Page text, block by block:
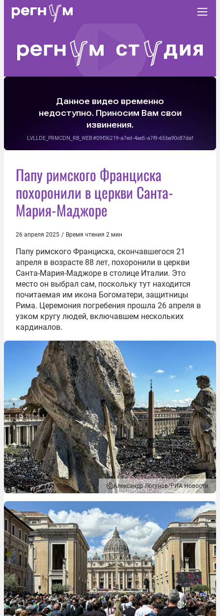
Папу римского Франциска
похоронили в церкви Санта-
Мария-Маджоре
26 апреля 2025 / Время чтения 2 мин
Папу римского Франциска, скончавшегося 21
апреля в возрасте 88 лет, похоронили в церкви
Санта-Мария-Маджоре в столице Италии. Это
место он выбрал сам, поскольку тут находится
почитаемая им икона Богоматери, защитницы
Рима. Церемония погребения прошла 26 апреля в
узком кругу людей, включавшем нескольких
кардиналов.
Александр Логунов/РИА Новости